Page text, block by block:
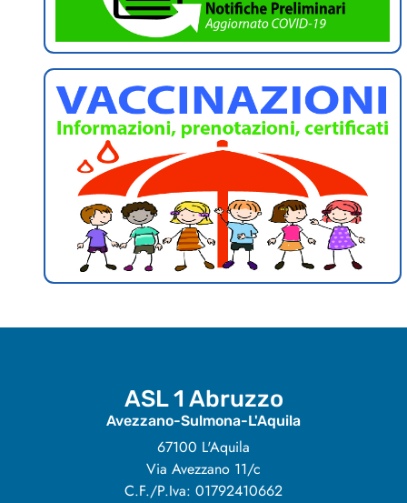
ASL 1 Abruzzo
Avezzano-Sulmona-L'Aquila
67100 L'Aquila
Via Avezzano 11/c
C.F./P.Iva: 01792410662